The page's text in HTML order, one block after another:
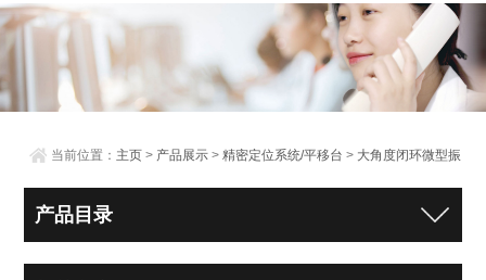
当前位置： 主页 > 产品展示 >精密定位系统/平移台 > 大角度闭环微型振
产品目录